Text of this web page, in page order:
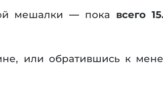
мешалки — пока всего
или обратившись к